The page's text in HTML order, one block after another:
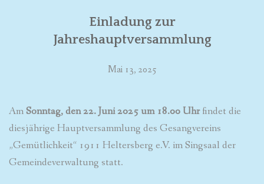
Einladung zur
Jahreshauptversammlung
Mai 13, 2025
AmSonntag, den 22. Juni 2025 um 18.00 Uhrfindet die
diesjährige Hauptversammlung des Gesangvereins
„Gemütlichkeit“ 1911 Heltersberg e.V. im Singsaal der
Gemeindeverwaltung statt.